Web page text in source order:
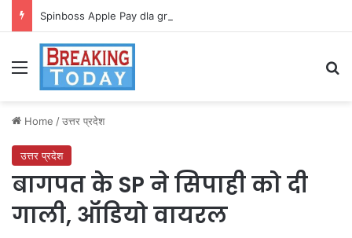
Spinboss Apple Pay dla graczy na iPhone
Menu
Home /उत्तर प्रदेश
उत्तर प्रदेश
बागपत के SP ने सिपाही को दी
गाली, ऑडियो वायरल